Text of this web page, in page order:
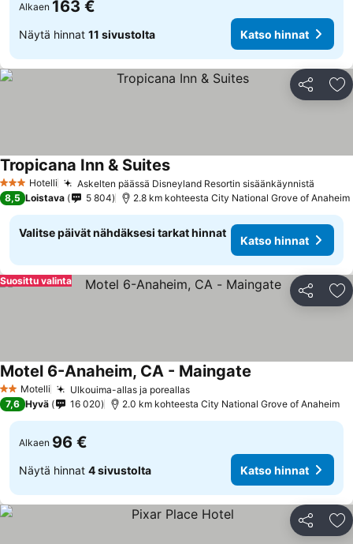
Alkaen 163 €
Näytä hinnat 11 sivustolta Katso hinnat
Jaa
3 Tähtiluokitus
Hotelli Askelten päässä Disneyland Resortin sisäänkäynnistä
Tropicana Inn & SuitesKatso hinnat
8,5 Loistava 5 804 2.8 km kohteesta City National Grove of Anaheim
Valitse päivät nähdäksesi tarkat hinnat
Katso hinnat
Jaa
Suosittu valinta
2 Tähtiluokitus
Motelli Ulkouima-allas ja poreallasKatso hinnat
Motel 6-Anaheim, CA - Maingate
7,6 Hyvä 16 020 2.0 km kohteesta City National Grove of Anaheim
Alkaen 96 €
Näytä hinnat 4 sivustolta Katso hinnat
Jaa